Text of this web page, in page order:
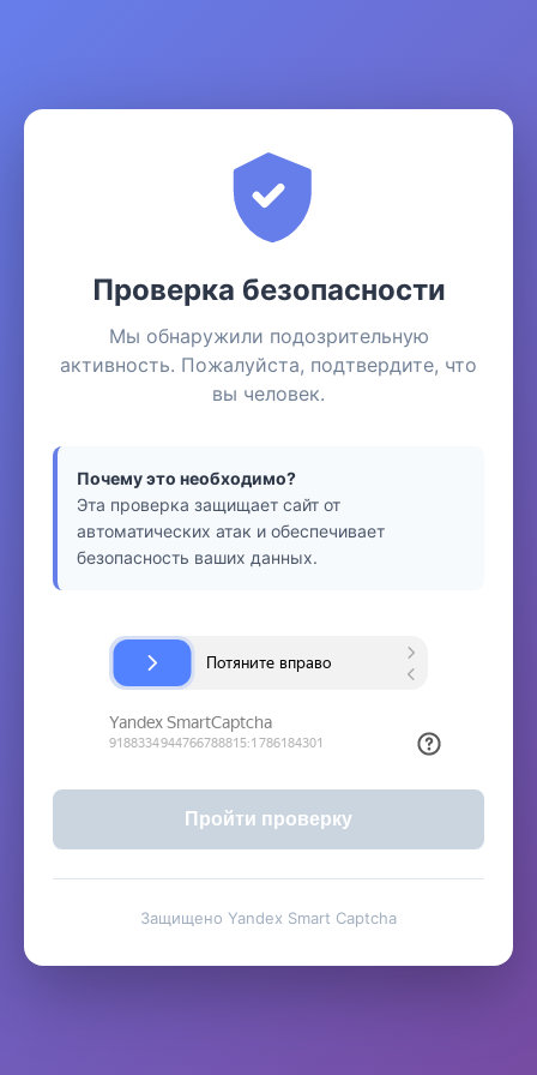
Проверка безопасности
Мы обнаружили подозрительную
активность. Пожалуйста, подтвердите, что
вы человек.
Почему это необходимо?
Эта проверка защищает сайт от
автоматических атак и обеспечивает
безопасность ваших данных.
Пройти проверку
Защищено Yandex Smart Captcha